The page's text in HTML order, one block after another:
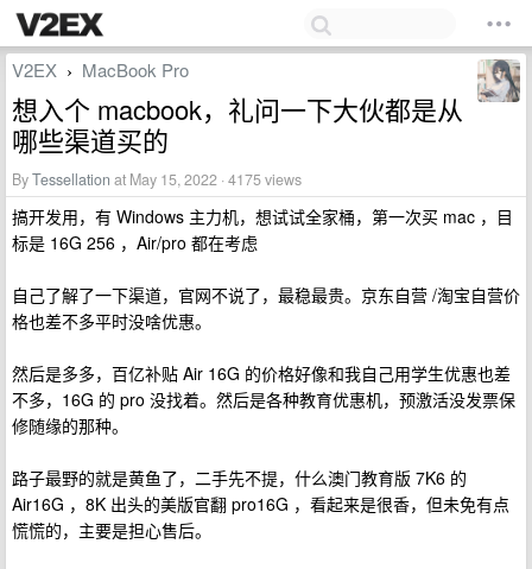
V2EX › MacBook Pro
想入个 macbook，礼问一下大伙都是从
哪些渠道买的
ByTessellation at May 15, 2022 · 4175 views
搞开发用，有 Windows 主力机，想试试全家桶，第一次买 mac ，目
标是 16G 256 ，Air/pro 都在考虑
自己了解了一下渠道，官网不说了，最稳最贵。京东自营 /淘宝自营价
格也差不多平时没啥优惠。
然后是多多，百亿补贴 Air 16G 的价格好像和我自己用学生优惠也差
不多，16G 的 pro 没找着。然后是各种教育优惠机，预激活没发票保
修随缘的那种。
路子最野的就是黄鱼了，二手先不提，什么澳门教育版 7K6 的
Air16G ，8K 出头的美版官翻 pro16G ，看起来是很香，但未免有点
慌慌的，主要是担心售后。